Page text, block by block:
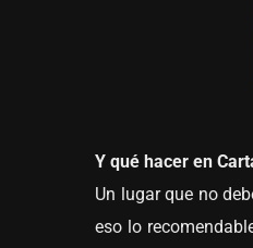
Y qué hacer en
Un lugar que no
eso lo